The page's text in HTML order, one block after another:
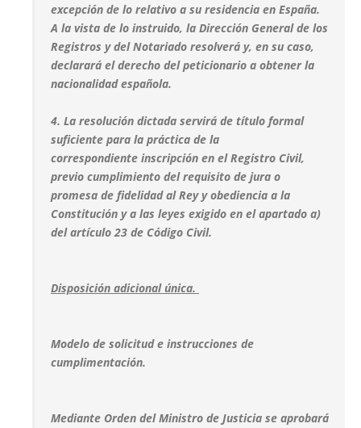
excepción de lo relativo a su residencia en España.
A la vista de lo instruido, la Dirección General de los
Registros y del Notariado resolverá y, en su caso,
declarará el derecho del peticionario a obtener la
nacionalidad española.
4. La resolución dictada servirá de título formal
suficiente para la práctica de la
correspondiente inscripción en el Registro Civil,
previo cumplimiento del requisito de jura o
promesa de fidelidad al Rey y obediencia a la
Constitución y a las leyes exigido en el apartado a)
del artículo 23 de Código Civil.
Disposición adicional única.
Modelo de solicitud e instrucciones de
cumplimentación.
Mediante Orden del Ministro de Justicia se aprobará